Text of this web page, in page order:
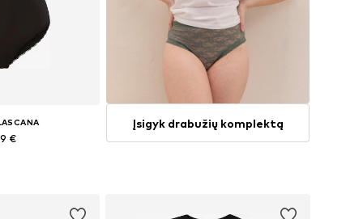
€
Įsigyk drabužių komplektą